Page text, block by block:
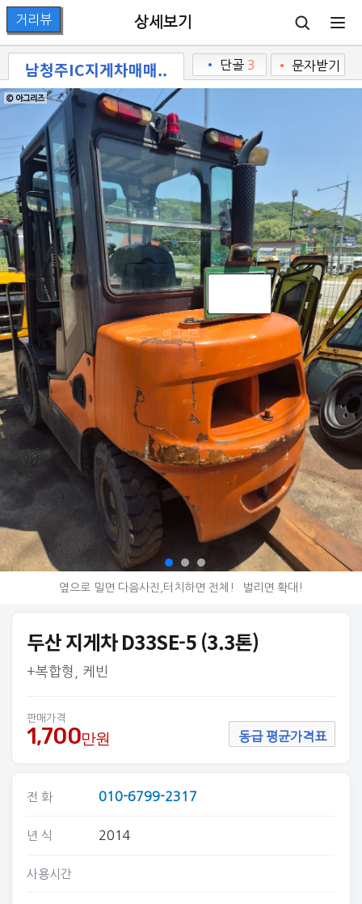
상세보기
남청주IC지게차매매.. • 단골 3 • 문자받기
© 아그리즈
옆으로 밀면 다음사진,터치하면 전체! 벌리면 확대!
두산 지게차 D33SE-5 (3.3톤)
+복합형, 케빈
판매가격
1,700만원 동급 평균가격표
전 화 010-6799-2317
년 식 2014
사용시간